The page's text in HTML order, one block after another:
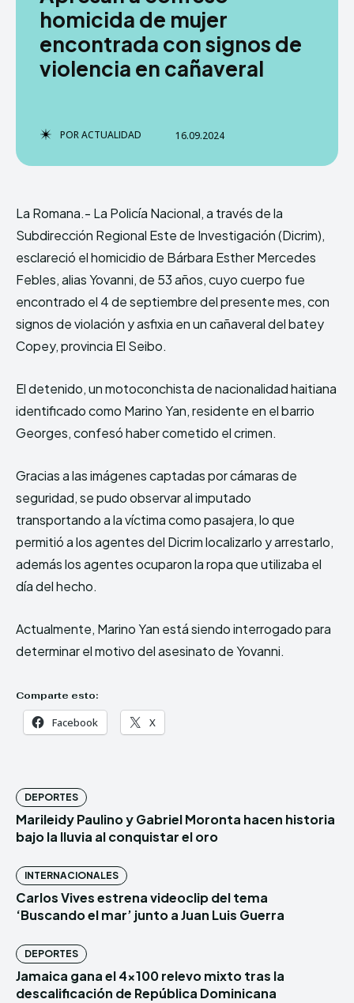
TERMS & CONDITIONS
PRIVACY POLICY
EchoVerse
Comparte esto:
Facebook X
TERMS & CONDITIONS
PRIVACY POLICY
EchoVerse
Comparte esto:
Facebook X
homicida de mujer
encontrada con signos de
violencia en cañaveral
PORACTUALIDAD 16.09.2024
La Romana.- La Policía Nacional, a través de la
Subdirección Regional Este de Investigación (Dicrim),
esclareció el homicidio de Bárbara Esther Mercedes
Febles, alias Yovanni, de 53 años, cuyo cuerpo fue
encontrado el 4 de septiembre del presente mes, con
signos de violación y asfixia en un cañaveral del batey
Copey, provincia El Seibo.
El detenido, un motoconchista de nacionalidad haitiana
identificado como Marino Yan, residente en el barrio
Georges, confesó haber cometido el crimen.
Gracias a las imágenes captadas por cámaras de
seguridad, se pudo observar al imputado
transportando a la víctima como pasajera, lo que
permitió a los agentes del Dicrim localizarlo y arrestarlo,
además los agentes ocuparon la ropa que utilizaba el
día del hecho.
Actualmente, Marino Yan está siendo interrogado para
determinar el motivo del asesinato de Yovanni.
Comparte esto:
Facebook X
DEPORTES
Marileidy Paulino y Gabriel Moronta hacen historia
bajo la lluvia al conquistar el oro
INTERNACIONALES
Carlos Vives estrena videoclip del tema
‘Buscando el mar’ junto a Juan Luis Guerra
DEPORTES
Jamaica gana el 4×100 relevo mixto tras la
descalificación de República Dominicana